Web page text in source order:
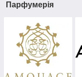
Парфумерія